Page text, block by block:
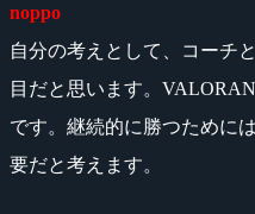
noppo
自分の考えとして、コーチ
目だと思います。
です。継続的に勝つために
要だと考えます。